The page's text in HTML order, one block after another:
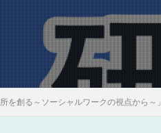
創る～ソーシャルワークの視点から～」